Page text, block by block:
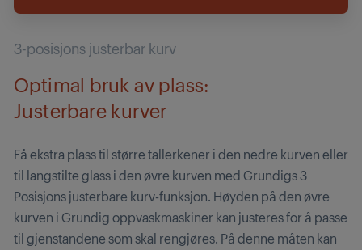
3-posisjons justerbar kurv
Optimal bruk av plass:
Justerbare kurver
Få ekstra plass til større tallerkener i den nedre kurven eller
til langstilte glass i den øvre kurven med Grundigs 3
Posisjons justerbare kurv-funksjon. Høyden på den øvre
kurven i Grundig oppvaskmaskiner kan justeres for å passe
til gjenstandene som skal rengjøres. På denne måten kan